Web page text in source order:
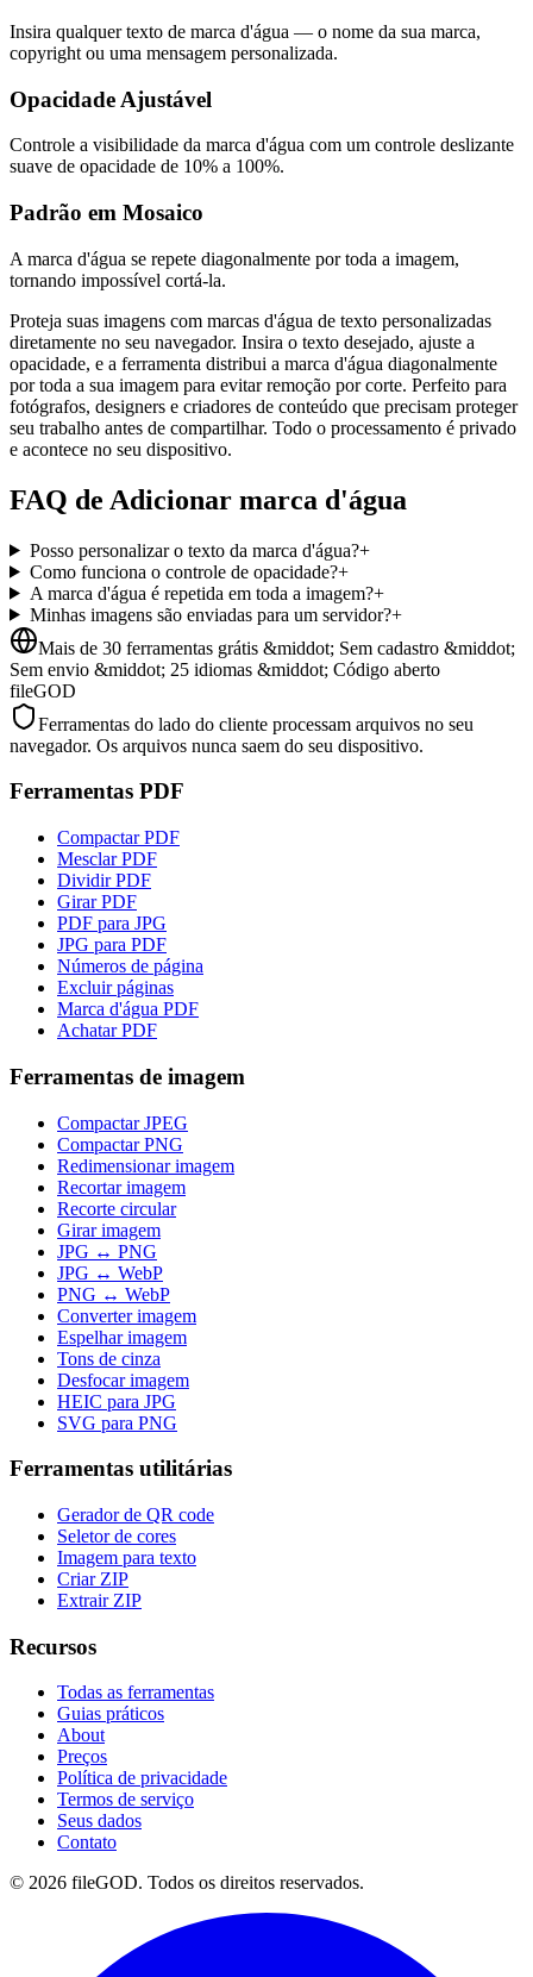
Insira qualquer texto de marca d'água — o nome da sua marca,
copyright ou uma mensagem personalizada.
Opacidade Ajustável
Controle a visibilidade da marca d'água com um controle deslizante
suave de opacidade de 10% a 100%.
Padrão em Mosaico
A marca d'água se repete diagonalmente por toda a imagem,
tornando impossível cortá-la.
Proteja suas imagens com marcas d'água de texto personalizadas
diretamente no seu navegador. Insira o texto desejado, ajuste a
opacidade, e a ferramenta distribui a marca d'água diagonalmente
por toda a sua imagem para evitar remoção por corte. Perfeito para
fotógrafos, designers e criadores de conteúdo que precisam proteger
seu trabalho antes de compartilhar. Todo o processamento é privado
e acontece no seu dispositivo.
FAQ de Adicionar marca d'água
Posso personalizar o texto da marca d'água?+
Como funciona o controle de opacidade?+
A marca d'água é repetida em toda a imagem?+
Minhas imagens são enviadas para um servidor?+
Mais de 30 ferramentas grátis &middot; Sem cadastro &middot;
Sem envio &middot; 25 idiomas &middot; Código aberto
fileGOD
Ferramentas do lado do cliente processam arquivos no seu
navegador. Os arquivos nunca saem do seu dispositivo.
Ferramentas PDF
Compactar PDF
Mesclar PDF
Dividir PDF
Girar PDF
PDF para JPG
JPG para PDF
Números de página
Excluir páginas
Marca d'água PDF
Achatar PDF
Ferramentas de imagem
Compactar JPEG
Compactar PNG
Redimensionar imagem
Recortar imagem
Recorte circular
Girar imagem
JPG ↔ PNG
JPG ↔ WebP
PNG ↔ WebP
Converter imagem
Espelhar imagem
Tons de cinza
Desfocar imagem
HEIC para JPG
SVG para PNG
Ferramentas utilitárias
Gerador de QR code
Seletor de cores
Imagem para texto
Criar ZIP
Extrair ZIP
Recursos
Todas as ferramentas
Guias práticos
About
Preços
Política de privacidade
Termos de serviço
Seus dados
Contato
© 2026 fileGOD. Todos os direitos reservados.